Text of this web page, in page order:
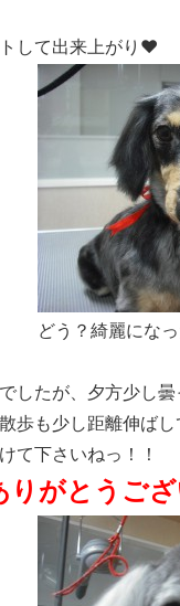
して出来上がり❤
どう？綺麗にな
したが、夕方少し
歩も少し距離伸ば
て下さいねっ！！
りがとうご